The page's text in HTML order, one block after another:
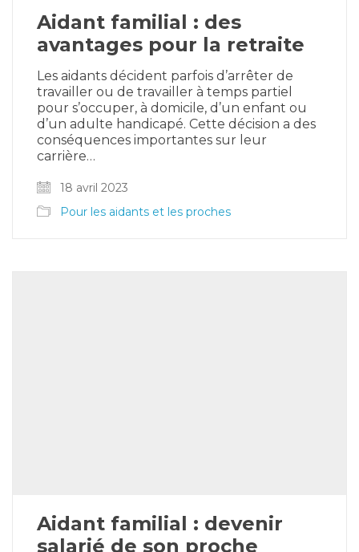
Aidant familial : des
avantages pour la retraite
Les aidants décident parfois d’arrêter de
travailler ou de travailler à temps partiel
pour s’occuper, à domicile, d’un enfant ou
d’un adulte handicapé. Cette décision a des
conséquences importantes sur leur
carrière…
18 avril 2023
Pour les aidants et les proches
Aidant familial : devenir
salarié de son proche